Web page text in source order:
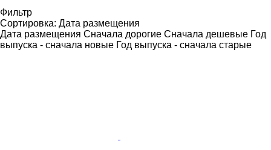
Фильтр
Сортировка: Дата размещения
Дата размещения Сначала дорогие Сначала дешевые Год
выпуска - сначала новые Год выпуска - сначала старые